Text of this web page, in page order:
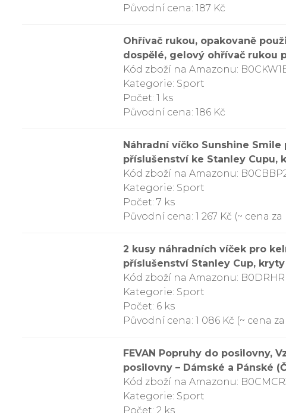
Původní cena: 187 Kč
Ohřívač rukou, opakovaně
dospělé, gelový ohřívač rukou
Kód zboží na Amazonu:
Kategorie: Sport
Počet: 1 ks
Původní cena: 186 Kč
Náhradní víčko Sunshine
příslušenství ke Stanley Cupu,
Kód zboží na Amazonu:
Kategorie: Sport
Počet: 7 ks
Původní cena: 1 267 Kč (~ cena za
2 kusy náhradních víček pro
příslušenství Stanley Cup,
Kód zboží na Amazonu:
Kategorie: Sport
Počet: 6 ks
Původní cena: 1 086 Kč (~ cena za
FEVAN Popruhy do posilovny,
posilovny – Dámské a Pánské
Kód zboží na Amazonu:
Kategorie: Sport
Počet: 2 ks